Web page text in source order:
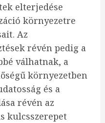
elterjedése
környezetre
Az
révén pedig a
válhatnak, a
környezetben
és a
révén az
kulcsszerepet